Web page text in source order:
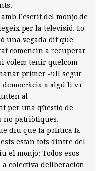
l’escrit del monjo de
per la televisió. Lo
una vegada dit que
comencin a recuperar
volem tenir quelcom
primer -ull segur
a algú li va
al
per una qüestió de
no patriòtiques.
diu que la política la
estan tots dintre del
el monjo: Todos esos
a colectiva deliberación